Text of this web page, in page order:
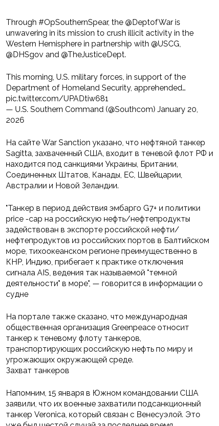
Through #OpSouthernSpear, the @DeptofWar is
unwavering in its mission to crush illicit activity in the
Western Hemisphere in partnership with @USCG,
@DHSgov and @TheJusticeDept.
This morning, U.S. military forces, in support of the
Department of Homeland Security, apprehended…
pic.twitter.com/UPADtiw681
— U.S. Southern Command (@Southcom) January 20,
2026
На сайте War Sanction указано, что нефтяной танкер
Sagitta, захваченный США, входит в теневой флот РФ и
находится под санкциями Украины, Британии,
Соединенных Штатов, Канады, ЕС, Швейцарии,
Австралии и Новой Зеландии.
"Танкер в период действия эмбарго G7+ и политики
price -cap на российскую нефть/нефтепродукты
задействован в экспорте российской нефти/
нефтепродуктов из российских портов в Балтийском
море, тихоокеанском регионе преимущественно в
КНР, Индию, прибегает к практике отключения
сигнала AIS, ведения так называемой "темной
деятельности" в море", — говорится в информации о
судне
На портале также сказано, что международная
общественная организация Greenpeace относит
танкер к теневому флоту танкеров,
транспортирующих российскую нефть по миру и
угрожающих окружающей среде.
Захват танкеров
Напомним, 15 января в Южном командовании США
заявили, что их военные захватили подсанкционный
танкер Veronica, который связан с Венесуэлой. Это